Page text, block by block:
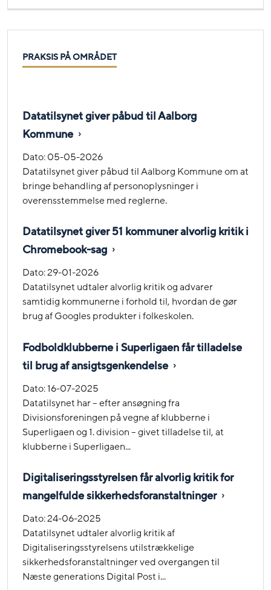
PRAKSIS PÅ OMRÅDET
Datatilsynet giver påbud til Aalborg
Kommune
Dato:05-05-2026
Datatilsynet giver påbud til Aalborg Kommune om at
bringe behandling af personoplysninger i
overensstemmelse med reglerne.
Datatilsynet giver 51 kommuner alvorlig kritik i
Chromebook-sag
Dato:29-01-2026
Datatilsynet udtaler alvorlig kritik og advarer
samtidig kommunerne i forhold til, hvordan de gør
brug af Googles produkter i folkeskolen.
Fodboldklubberne i Superligaen får tilladelse
til brug af ansigtsgenkendelse
Dato:16-07-2025
Datatilsynet har – efter ansøgning fra
Divisionsforeningen på vegne af klubberne i
Superligaen og 1. division – givet tilladelse til, at
klubberne i Superligaen...
Digitaliseringsstyrelsen får alvorlig kritik for
mangelfulde sikkerhedsforanstaltninger
Dato:24-06-2025
Datatilsynet udtaler alvorlig kritik af
Digitaliseringsstyrelsens utilstrækkelige
sikkerhedsforanstaltninger ved overgangen til
Næste generations Digital Post i...